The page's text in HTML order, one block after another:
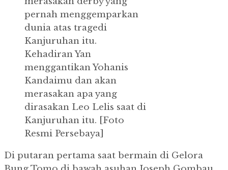
pernah menggemparkan
dunia atas tragedi
Kanjuruhan itu.
Kehadiran Yan
menggantikan Yohanis
Kandaimu dan akan
merasakan apa yang
dirasakan Leo Lelis saat di
Kanjuruhan itu.
[Foto
Resmi Persebaya]
Di putaran pertama saat bermain di Gelora